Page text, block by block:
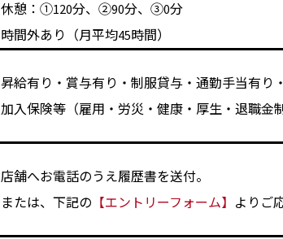
休憩：①120分、②90分、③0分
時間外あり（月平均45時間）
昇給有り・賞与有り・制服貸与・通勤手当有り
加入保険等（雇用・労災・健康・厚生・退職金
店舗へお電話のうえ履歴書を送付。
または、下記の 【エントリーフォーム】 よりご